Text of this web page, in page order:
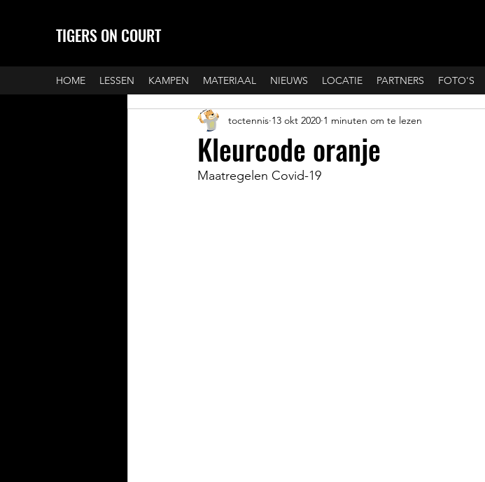
TIGERS ON COURT
HOME LESSEN KAMPEN MATERIAAL NIEUWS LOCATIE PARTNERS FOTO'S
Kleurcode oranje
toctennis 13 okt 2020 1 minuten om te lezen
Maatregelen Covid-19